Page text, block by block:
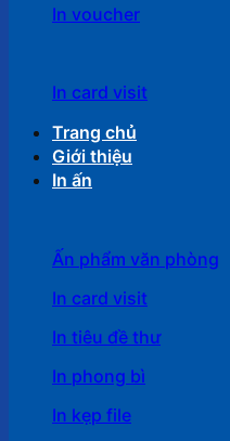
In voucher
In card visit
Trang chủ
Giới thiệu
In ấn
Ấn phẩm văn phòng
In card visit
In tiêu đề thư
In phong bì
In kẹp file